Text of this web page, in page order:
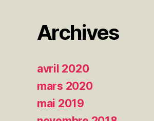
Archives
avril 2020
mars 2020
mai 2019